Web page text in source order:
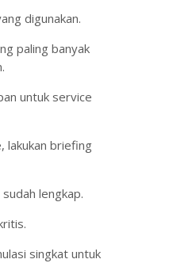
digunakan.
paling banyak
untuk service
lakukan briefing
lengkap.
singkat untuk